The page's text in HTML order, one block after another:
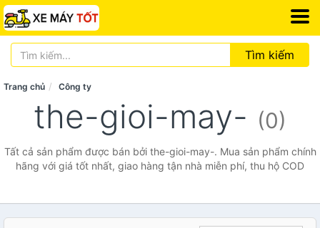
Tìm kiếm
Trang chủ Công ty
the-gioi-may- (0)
Tất cả sản phẩm được bán bởi the-gioi-may-. Mua sản phẩm chính
hãng với giá tốt nhất, giao hàng tận nhà miễn phí, thu hộ COD